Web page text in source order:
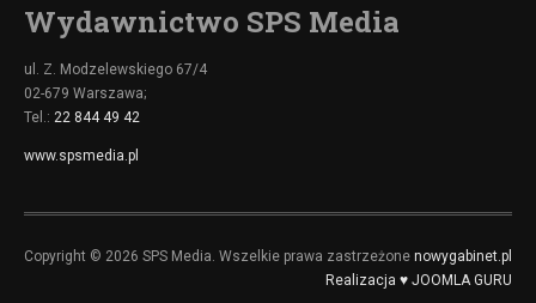
Wydawnictwo SPS Media
ul. Z. Modzelewskiego 67/4
02-679 Warszawa;
Tel.: 22 844 49 42
www.spsmedia.pl
Copyright © 2026 SPS Media. Wszelkie prawa zastrzeżone nowygabinet.pl
Realizacja ♥ JOOMLA GURU